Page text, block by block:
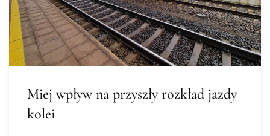
Miej wpływ na przyszły rozkład jazdy
kolei